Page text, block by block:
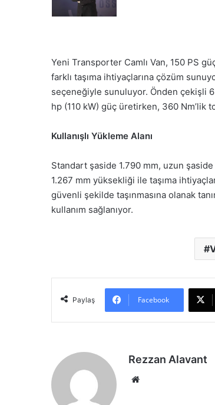
Yeni Transporter Camlı Van, 150 PS
farklı taşıma ihtiyaçlarına çözüm
seçeneğiyle sunuluyor. Önden çekişli
hp (110 kW) güç üretirken, 360 Nm’lik
Kullanışlı Yükleme Alanı
Standart şaside 1.790 mm, uzun
1.267 mm yüksekliği ile taşıma
güvenli şekilde taşınmasına olanak
kullanım sağlanıyor.
Paylaş Facebook
Rezzan Alavant
İçi Taşımacılığa
Yeni Volvo FL
Yeniden
Yapılandırma
Süreci
Alman ATLAS
Yeniden